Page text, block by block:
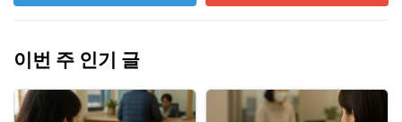
이번 주 인기 글